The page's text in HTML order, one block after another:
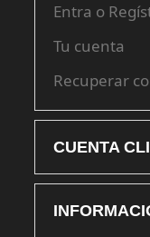
Entra o
Tu cuenta
Recuperar
CUENTA